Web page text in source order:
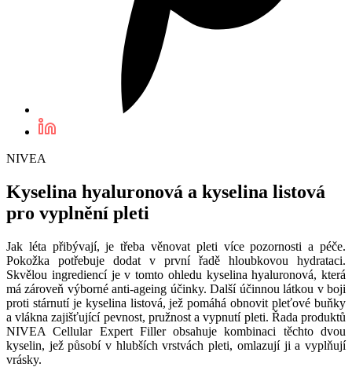
NIVEA
Kyselina hyaluronová a kyselina listová
pro vyplnění pleti
Jak léta přibývají, je třeba věnovat pleti více pozornosti a péče.
Pokožka potřebuje dodat v první řadě hloubkovou hydrataci.
Skvělou ingrediencí je v tomto ohledu kyselina hyaluronová, která
má zároveň výborné anti-ageing účinky. Další účinnou látkou v boji
proti stárnutí je kyselina listová, jež pomáhá obnovit pleťové buňky
a vlákna zajišťující pevnost, pružnost a vypnutí pleti. Řada produktů
NIVEA Cellular Expert Filler obsahuje kombinaci těchto dvou
kyselin, jež působí v hlubších vrstvách pleti, omlazují ji a vyplňují
vrásky.